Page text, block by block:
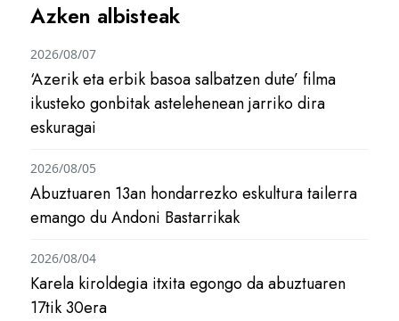
Azken albisteak
‘Azerik eta erbik basoa salbatzen dute’ filma
ikusteko gonbitak astelehenean jarriko dira
eskuragai
2026/08/07
Abuztuaren 13an hondarrezko eskultura tailerra
emango du Andoni Bastarrikak
2026/08/05
Karela kiroldegia itxita egongo da abuztuaren
17tik 30era
2026/08/04